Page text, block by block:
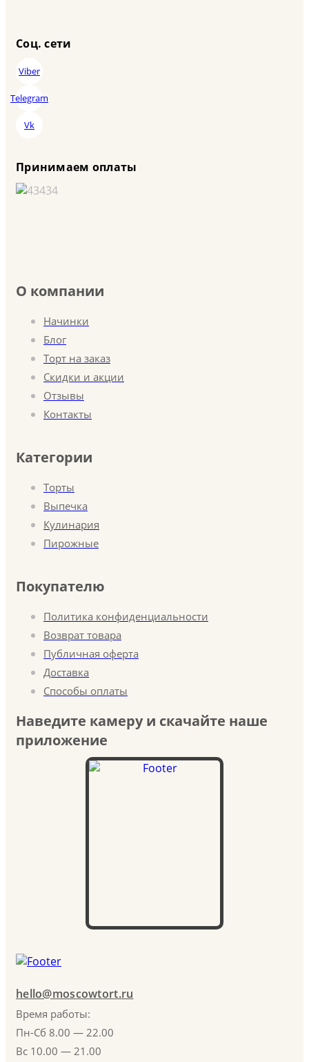
Соц. сети
Viber
Telegram
Vk
Принимаем оплаты
О компании
Начинки
Блог
Торт на заказ
Скидки и акции
Отзывы
Контакты
Категории
Торты
Выпечка
Кулинария
Пирожные
Покупателю
Политика конфиденциальности
Возврат товара
Публичная оферта
Доставка
Способы оплаты
Наведите камеру и скачайте наше
приложение
hello@moscowtort.ru
Время работы:
Пн-Сб 8.00 — 22.00
Вс 10.00 — 21.00